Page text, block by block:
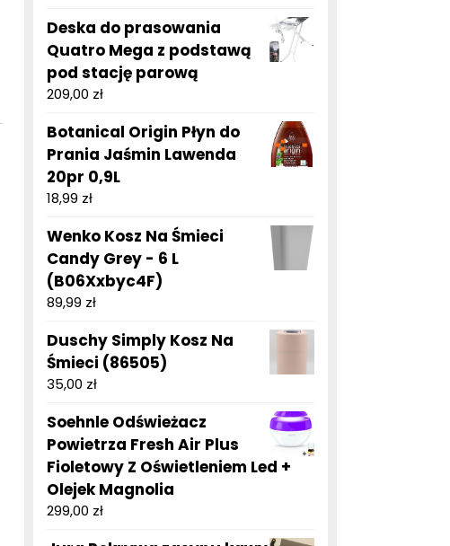
Deska do prasowania
Quatro Mega z podstawą
pod stację parową
209,00 zł
Botanical Origin Płyn do
Prania Jaśmin Lawenda
20pr 0,9L
18,99 zł
Wenko Kosz Na Śmieci
Candy Grey - 6 L
(B06Xxbyc4F)
89,99 zł
Duschy Simply Kosz Na
Śmieci (86505)
35,00 zł
Soehnle Odświeżacz
Powietrza Fresh Air Plus
Fioletowy Z Oświetleniem Led +
Olejek Magnolia
299,00 zł